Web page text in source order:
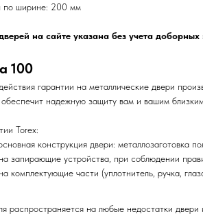
по ширине: 200 мм
на сайте указана без учета доборных
100
гарантии на металлические двери
надежную защиту вам и вашим
Torex:
конструкция двери: металлозаготовка
запирающие устройства, при соблюдении
комплектующие части (уплотнитель, ручка,
распространяется на любые недостатки